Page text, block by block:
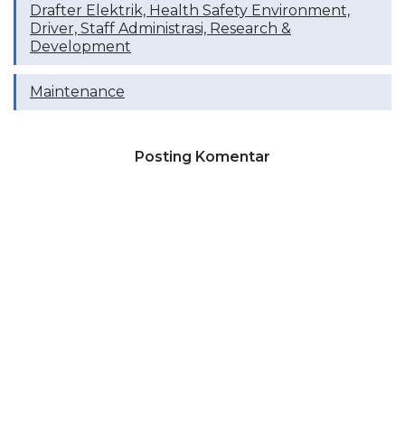
Drafter Elektrik, Health Safety Environment,
Driver, Staff Administrasi, Research &
Development
Maintenance
Posting Komentar